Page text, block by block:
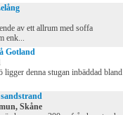
av ett allrum med soffa
enk...
Gotland
denna stugan inbäddad bland
Skåne